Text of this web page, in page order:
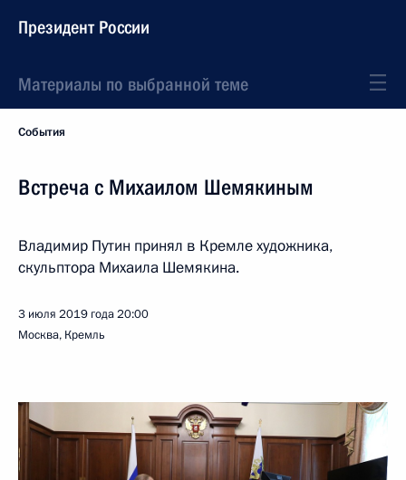
Президент России
Материалы по выбранной теме
События
Встреча с Михаилом Шемякиным
Владимир Путин принял в Кремле художника,
скульптора Михаила Шемякина.
3 июля 2019 года20:00
Москва, Кремль